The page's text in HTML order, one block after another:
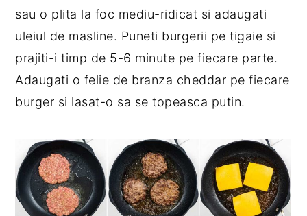
sau o plita la foc mediu-ridicat si adaugati
uleiul de masline. Puneti burgerii pe tigaie si
prajiti-i timp de 5-6 minute pe fiecare parte.
Adaugati o felie de branza cheddar pe fiecare
burger si lasat-o sa se topeasca putin.